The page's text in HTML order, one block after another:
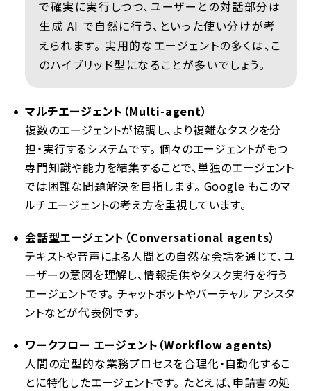
で確実に実行しつつ、ユーザーとの対話部分は
生成 AI で自然に行う、といった使い分けが考
えられます。 実用的なエージェントの多くは、こ
のハイブリッド型になることが多いでしょう。
マルチエージェント（Multi-agent）
複数のエージェントが協調し、より複雑なタスクを分
担・実行するシステムです。 個々のエージェントがもつ
専門知識や能力を結集することで、単独のエージェント
では困難な問題解決を目指します。 Google もこのマ
ルチエージェントの考え方を重視しています。
会話型エージェント（Conversational agents）
テキストや音声による人間との自然な会話を通じて、ユ
ーザーの意図を理解し、情報提供やタスク実行を行う
エージェントです。 チャットボットやバーチャル アシスタ
ントなどが代表例です。
ワークフロー エージェント（Workflow agents）
人間の定型的な業務プロセスを合理化・自動化するこ
とに特化したエージェントです。 たとえば、申請書の処